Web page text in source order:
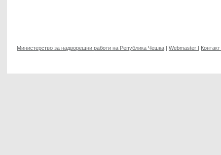
Министерство за надворешни работи на Република Чешка | Webmaster | Контакт